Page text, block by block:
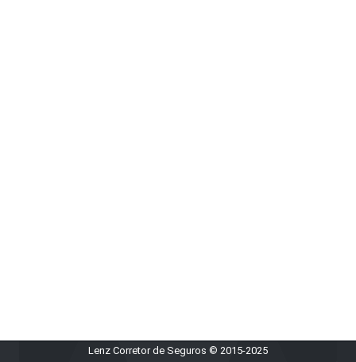
Lenz Corretor de Seguros © 2015-2025